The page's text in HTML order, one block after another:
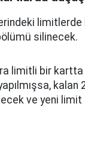
limitlerde
silinecek.
limitli bir kartta
kalan
ve yeni limit